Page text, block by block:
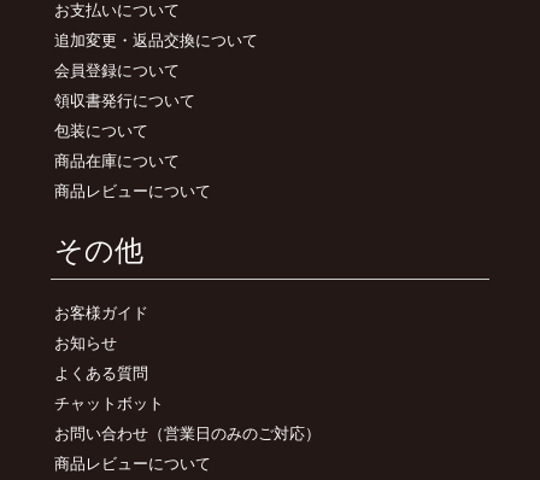
お支払いについて
追加変更・返品交換について
会員登録について
領収書発行について
包装について
商品在庫について
商品レビューについて
その他
お客様ガイド
お知らせ
よくある質問
チャットボット
お問い合わせ （営業日のみのご対応）
商品レビューについて